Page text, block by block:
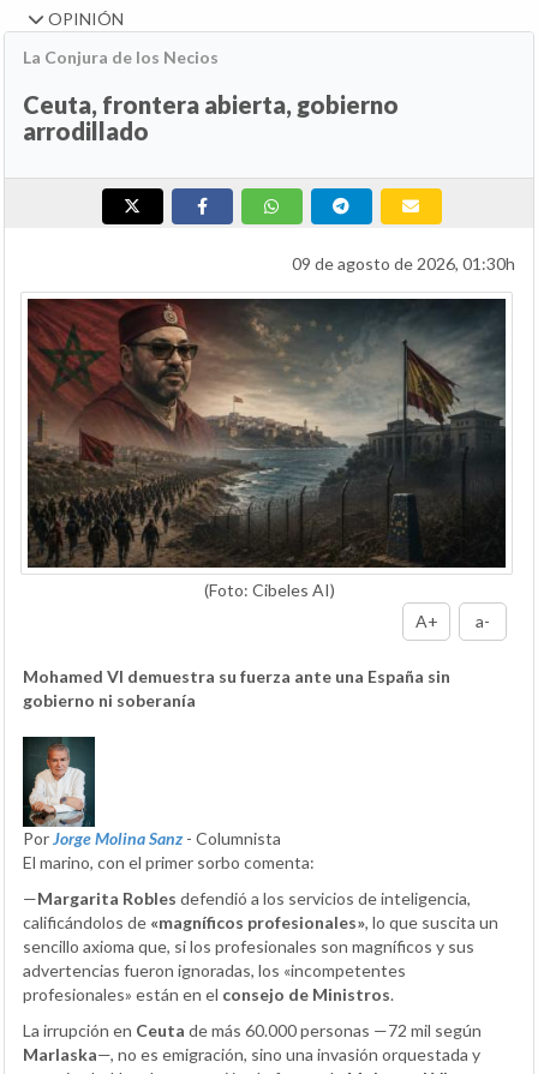
OPINIÓN
La Conjura de los Necios
Ceuta, frontera abierta, gobierno
arrodillado
09 de agosto de 2026, 01:30h
(Foto: Cibeles AI)
A+
a-
Mohamed VI demuestra su fuerza ante una España sin
gobierno ni soberanía
PorJorge Molina Sanz - Columnista
El marino, con el primer sorbo comenta:
—Margarita Robles defendió a los servicios de inteligencia,
calificándolos de «magníficos profesionales», lo que suscita un
sencillo axioma que, si los profesionales son magníficos y sus
advertencias fueron ignoradas, los «incompetentes
profesionales» están en el consejo de Ministros.
La irrupción en Ceuta de más 60.000 personas —72 mil según
Marlaska—, no es emigración, sino una invasión orquestada y